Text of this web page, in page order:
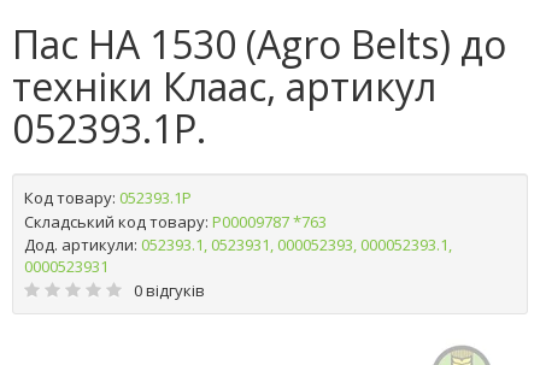
Пас HA 1530 (Agro Belts) до
техніки Клаас, артикул
052393.1P.
Код товару: 052393.1P
Складський код товару: Р00009787 *763
Дод. артикули: 052393.1, 0523931, 000052393, 000052393.1,
0000523931
0 відгуків